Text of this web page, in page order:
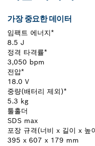
가장 중요한 데이터
임팩트 에너지*
8.5 J
정격 타격률*
3,050 bpm
전압*
18.0 V
중량(배터리 제외)*
5.3 kg
툴홀더
SDS max
포장 규격(너비 x 길이 x 높
395 x 607 x 179 mm